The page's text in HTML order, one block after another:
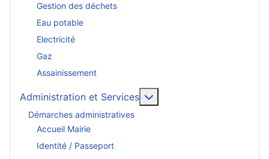
Gestion des déchets
Eau potable
Electricité
Gaz
Assainissement
Administration et Services
Démarches administratives
Accueil Mairie
Identité / Passeport